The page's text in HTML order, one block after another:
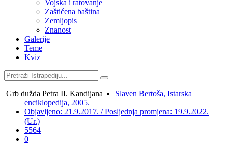
Vojska i ratovanje
Zaštićena baština
Zemljopis
Znanost
Galerije
Teme
Kviz
Grb dužda Petra II. Kandijana
Slaven Bertoša, Istarska
enciklopedija, 2005.
Objavljeno: 21.9.2017. / Posljednja promjena: 19.9.2022.
(Ur.)
5564
0